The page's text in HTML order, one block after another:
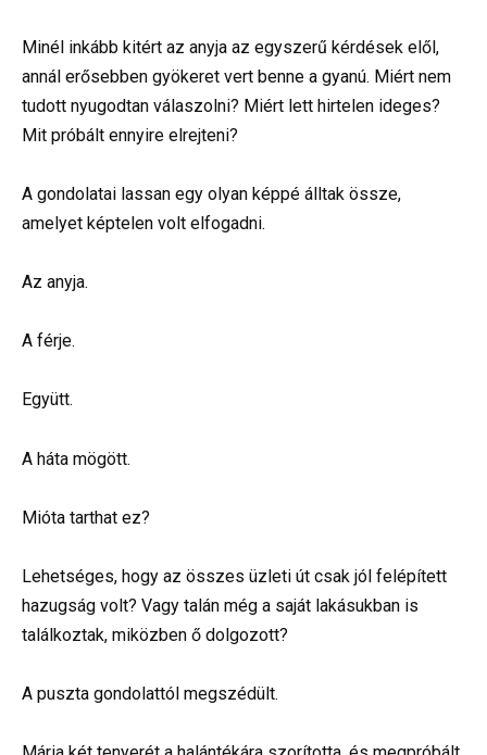
Minél inkább kitért az anyja az egyszerű kérdések elől,
annál erősebben gyökeret vert benne a gyanú. Miért nem
tudott nyugodtan válaszolni? Miért lett hirtelen ideges?
Mit próbált ennyire elrejteni?
A gondolatai lassan egy olyan képpé álltak össze,
amelyet képtelen volt elfogadni.
Az anyja.
A férje.
Együtt.
A háta mögött.
Mióta tarthat ez?
Lehetséges, hogy az összes üzleti út csak jól felépített
hazugság volt? Vagy talán még a saját lakásukban is
találkoztak, miközben ő dolgozott?
A puszta gondolattól megszédült.